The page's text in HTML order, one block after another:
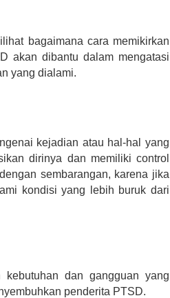
bagaimana cara memikirkan
akan dibantu dalam mengatasi
yang dialami.
kejadian atau hal-hal yang
dirinya dan memiliki control
sembarangan, karena jika
kondisi yang lebih buruk dari
dan gangguan yang
penderita PTSD.